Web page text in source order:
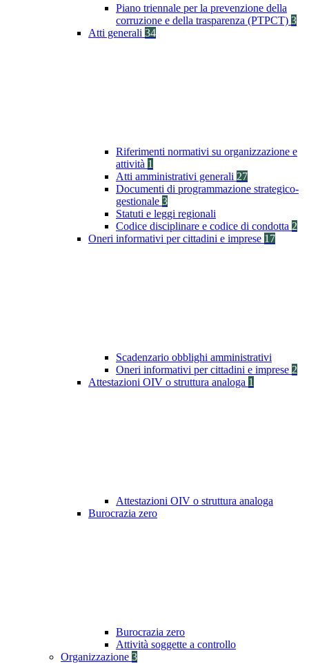
Piano triennale per la prevenzione della
corruzione e della trasparenza (PTPCT) 3
Atti generali 34
Riferimenti normativi su organizzazione e
attività 1
Atti amministrativi generali 27
Documenti di programmazione strategico-
gestionale 3
Statuti e leggi regionali
Codice disciplinare e codice di condotta 2
Oneri informativi per cittadini e imprese 17
Scadenzario obblighi amministrativi
Oneri informativi per cittadini e imprese 2
Attestazioni OIV o struttura analoga 1
Attestazioni OIV o struttura analoga
Burocrazia zero
Burocrazia zero
Attività soggette a controllo
Organizzazione 3